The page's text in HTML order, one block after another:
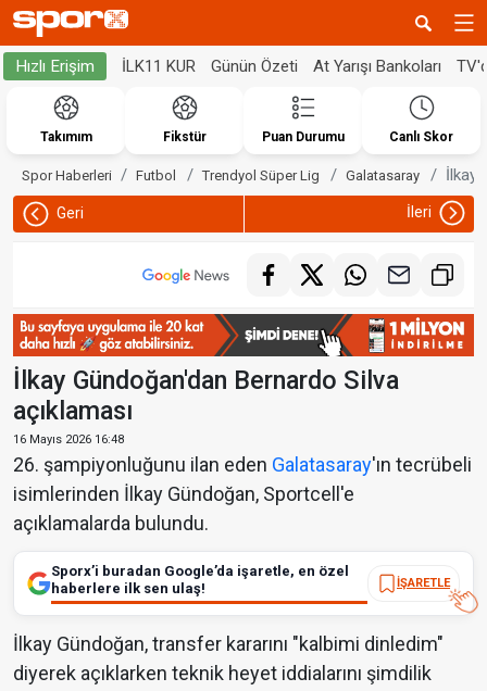
Hızlı Erişim İLK11 KUR Günün Özeti At Yarışı Bankoları
Takımım Fikstür Puan Durumu Canlı Skor
Spor Haberleri Futbol Trendyol Süper Lig Galatasaray İlkay
Geri İleri
İlkay Gündoğan'dan Bernardo Silva
açıklaması
16 Mayıs 2026 16:48
26. şampiyonluğunu ilan eden Galatasaray'ın tecrübeli
isimlerinden İlkay Gündoğan, Sportcell'e
açıklamalarda bulundu.
Sporx’i buradan Google’da işaretle, en özel
haberlere ilk sen ulaş!
İŞARETLE
İlkay Gündoğan, transfer kararını "kalbimi dinledim"
diyerek açıklarken teknik heyet iddialarını şimdilik